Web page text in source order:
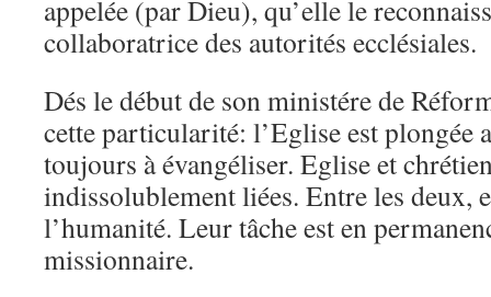
appelée (par Dieu), qu’elle le
collaboratrice des autorités ecclésiales.
Dés le début de son ministére de
cette particularité: l’Eglise est plongée
toujours à évangéliser. Eglise et
indissolublement liées. Entre les deux,
l’humanité. Leur tâche est en
missionnaire.